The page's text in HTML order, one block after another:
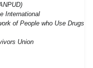
International
of People who Use Drugs
Union